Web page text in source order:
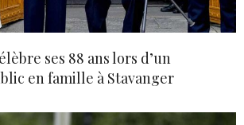
ses 88 ans lors d’un
en famille à Stavanger